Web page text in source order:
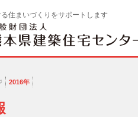
住まいづくりをサポートします
2016年